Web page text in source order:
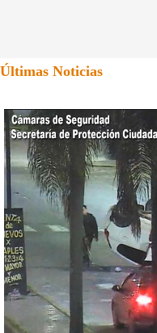
Últimas Noticias